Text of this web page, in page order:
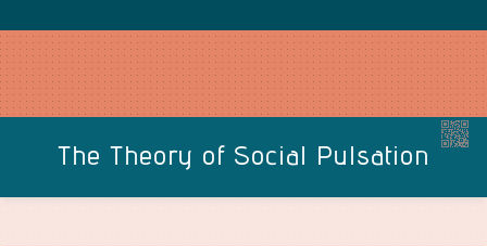
The Theory of Social Pulsation